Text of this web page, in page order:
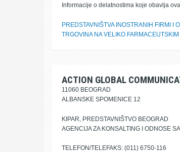
Informacije o delatnostima koje obavlja
PREDSTAVNIŠTVA INOSTRANIH FIRMI I
TRGOVINA NA VELIKO
ACTION GLOBAL
11060 BEOGRAD
ALBANSKE SPOMENICE 12
KIPAR, PREDSTAVNIŠTVO BEOGRAD
AGENCIJA ZA KONSALTING I ODNOSE
TELEFON/TELEFAKS: (011) 6750-116